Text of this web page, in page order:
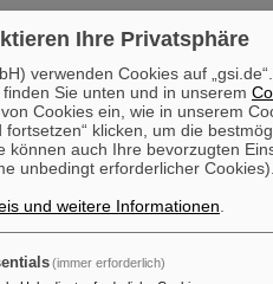
Introduction This working group
at the FAIR heavy-ion synchrotron
2025) From HZDR, TU-Dresden
Ihre Privatsphäre
verwenden Cookies auf
Sie unten und in unserem
Cookies ein, wie in unserem
fortsetzen“ klicken, um die
können auch Ihre bevorzugten
unbedingt erforderlicher Cookies).
und weitere Informationen
(immer erforderlich)